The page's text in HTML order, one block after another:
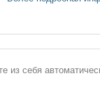
из себя